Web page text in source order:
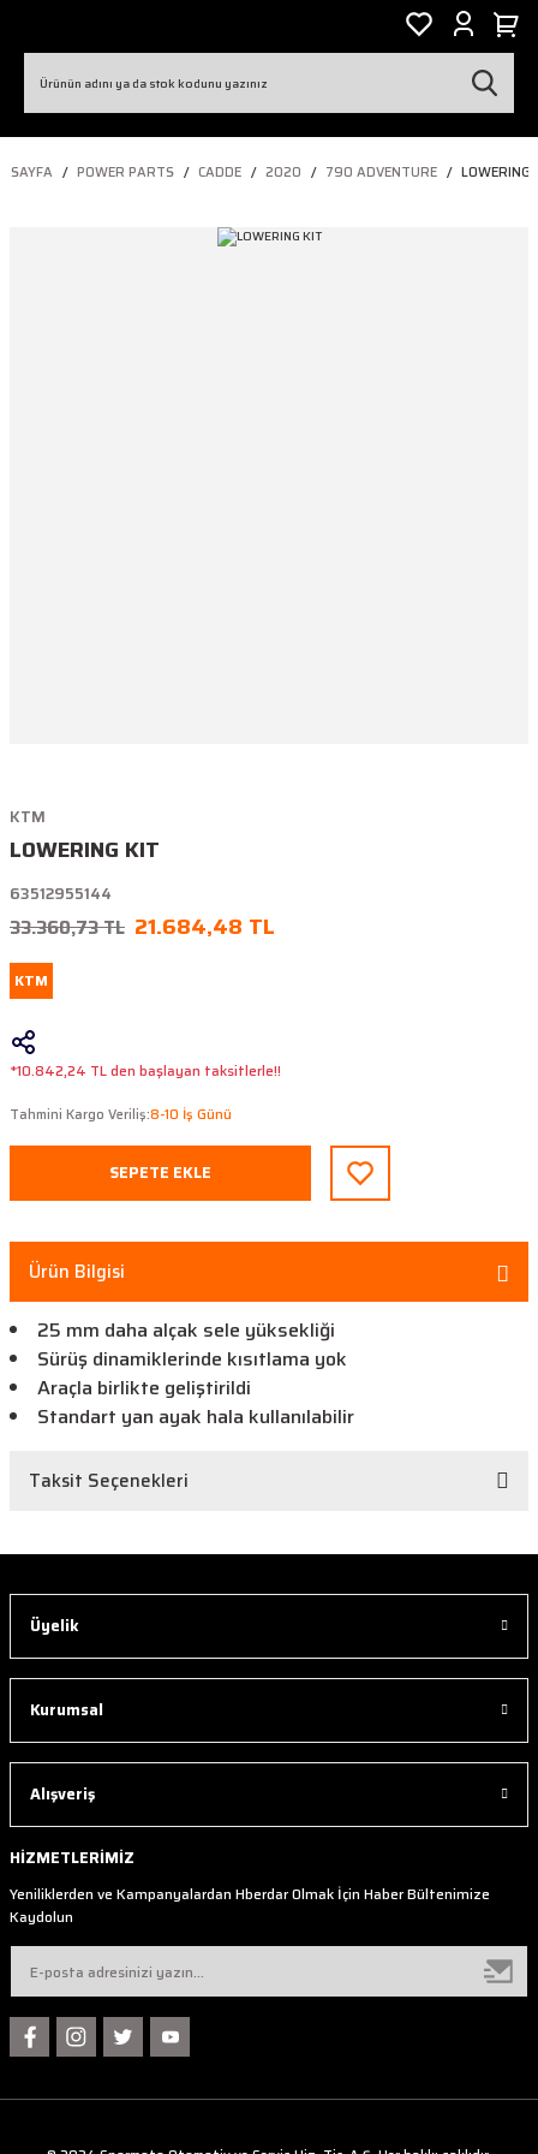
POWER PARTS CADDE 2020 790 ADVENTURE LOWERING
KTM
LOWERING KIT
63512955144
33.360,73 TL 21.684,48 TL
KTM
*10.842,24 TL den başlayan taksitlerle!!
Tahmini Kargo Veriliş:8-10 İş Günü
SEPETE EKLE
Ürün Bilgisi
25 mm daha alçak sele yüksekliği
Sürüş dinamiklerinde kısıtlama yok
Araçla birlikte geliştirildi
Standart yan ayak hala kullanılabilir
Taksit Seçenekleri
Üyelik
Kurumsal
Alışveriş
HİZMETLERİMİZ
Yeniliklerden ve Kampanyalardan Hberdar Olmak İçin Haber Bültenimize
Kaydolun